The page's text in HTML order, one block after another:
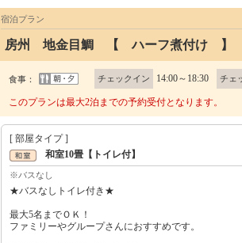
宿泊プラン
房州 地金目鯛 【 ハーフ煮付け
食事： チェックイン 14:00～18:30 チェ
このプランは最大2泊までの予約受付となります。
[ 部屋タイプ ]
和室10畳【トイレ付】
※バスなし
★バスなしトイレ付き★
最大5名までＯＫ！
ファミリーやグループさんにおすすめです。